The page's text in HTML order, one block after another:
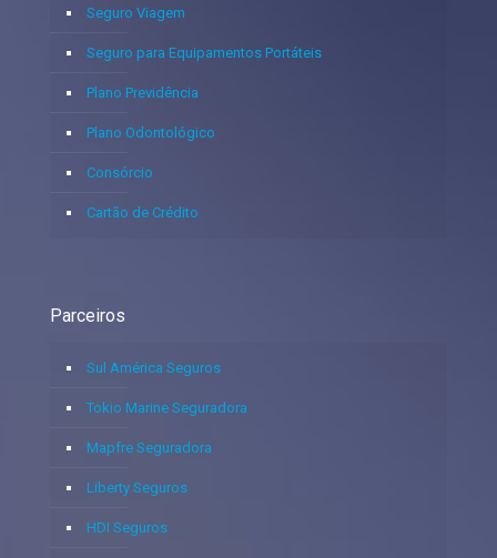
Seguro Viagem
Seguro para Equipamentos Portáteis
Plano Previdência
Plano Odontológico
Consórcio
Cartão de Crédito
Parceiros
Sul América Seguros
Tokio Marine Seguradora
Mapfre Seguradora
Liberty Seguros
HDI Seguros